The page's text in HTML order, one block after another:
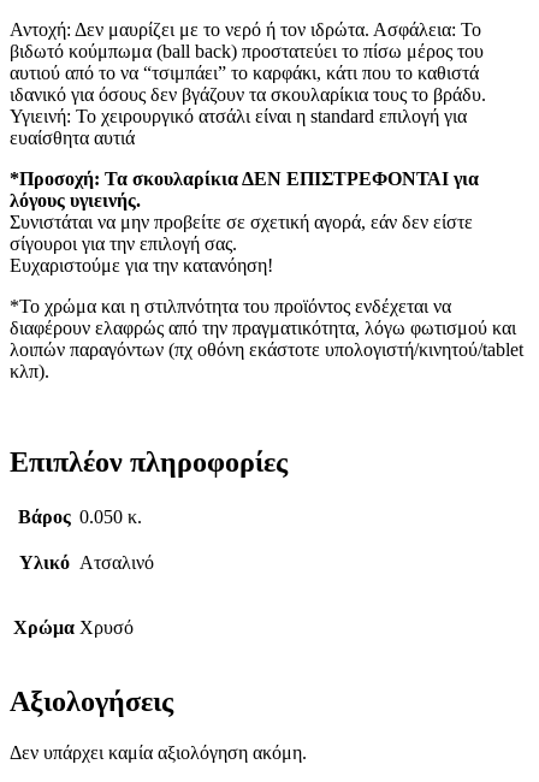
Αντοχή: Δεν μαυρίζει με το νερό ή τον ιδρώτα. Ασφάλεια: Το
βιδωτό κούμπωμα (ball back) προστατεύει το πίσω μέρος του
αυτιού από το να “τσιμπάει” το καρφάκι, κάτι που το καθιστά
ιδανικό για όσους δεν βγάζουν τα σκουλαρίκια τους το βράδυ.
Υγιεινή: Το χειρουργικό ατσάλι είναι η standard επιλογή για
ευαίσθητα αυτιά
*Προσοχή: Τα σκουλαρίκια ΔΕΝ ΕΠΙΣΤΡΕΦΟΝΤΑΙ για
λόγους υγιεινής.
Συνιστάται να μην προβείτε σε σχετική αγορά, εάν δεν είστε
σίγουροι για την επιλογή σας.
Ευχαριστούμε για την κατανόηση!
*Το χρώμα και η στιλπνότητα του προϊόντος ενδέχεται να
διαφέρουν ελαφρώς από την πραγματικότητα, λόγω φωτισμού και
λοιπών παραγόντων (πχ οθόνη εκάστοτε υπολογιστή/κινητού/tablet
κλπ).
Επιπλέον πληροφορίες
Βάρος 0.050 κ.
Υλικό Ατσαλινό
Χρώμα Χρυσό
Αξιολογήσεις
Δεν υπάρχει καμία αξιολόγηση ακόμη.